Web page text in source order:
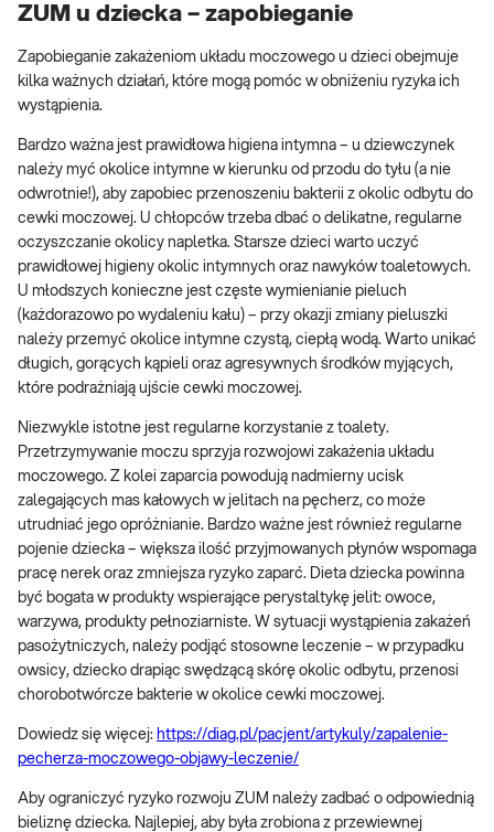
ZUM u dziecka – zapobieganie
Zapobieganie zakażeniom układu moczowego u dzieci obejmuje
kilka ważnych działań, które mogą pomóc w obniżeniu ryzyka ich
wystąpienia.
Bardzo ważna jest prawidłowa higiena intymna – u dziewczynek
należy myć okolice intymne w kierunku od przodu do tyłu (a nie
odwrotnie!), aby zapobiec przenoszeniu bakterii z okolic odbytu do
cewki moczowej. U chłopców trzeba dbać o delikatne, regularne
oczyszczanie okolicy napletka. Starsze dzieci warto uczyć
prawidłowej higieny okolic intymnych oraz nawyków toaletowych.
U młodszych konieczne jest częste wymienianie pieluch
(każdorazowo po wydaleniu kału) – przy okazji zmiany pieluszki
należy przemyć okolice intymne czystą, ciepłą wodą. Warto unikać
długich, gorących kąpieli oraz agresywnych środków myjących,
które podrażniają ujście cewki moczowej.
Niezwykle istotne jest regularne korzystanie z toalety.
Przetrzymywanie moczu sprzyja rozwojowi zakażenia układu
moczowego. Z kolei zaparcia powodują nadmierny ucisk
zalegających mas kałowych w jelitach na pęcherz, co może
utrudniać jego opróżnianie. Bardzo ważne jest również regularne
pojenie dziecka – większa ilość przyjmowanych płynów wspomaga
pracę nerek oraz zmniejsza ryzyko zaparć. Dieta dziecka powinna
być bogata w produkty wspierające perystaltykę jelit: owoce,
warzywa, produkty pełnoziarniste. W sytuacji wystąpienia zakażeń
pasożytniczych, należy podjąć stosowne leczenie – w przypadku
owsicy, dziecko drapiąc swędzącą skórę okolic odbytu, przenosi
chorobotwórcze bakterie w okolice cewki moczowej.
Dowiedz się więcej: https://diag.pl/pacjent/artykuly/zapalenie-
pecherza-moczowego-objawy-leczenie/
Aby ograniczyć ryzyko rozwoju ZUM należy zadbać o odpowiednią
bieliznę dziecka. Najlepiej, aby była zrobiona z przewiewnej